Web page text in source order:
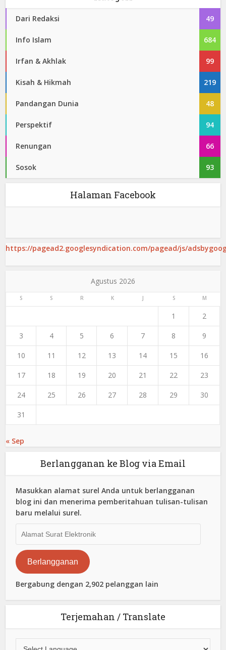
Dari Redaksi 49
Info Islam 684
Irfan & Akhlak 99
Kisah & Hikmah 219
Pandangan Dunia 48
Perspektif 94
Renungan 66
Sosok 93
Halaman Facebook
https://pagead2.googlesyndication.com/pagead/js/
Agustus 2026
S S R K J S M
1 2
3 4 5 6 7 8 9
10 11 12 13 14 15 16
17 18 19 20 21 22 23
24 25 26 27 28 29 30
31
« Sep
Berlangganan ke Blog via Email
Masukkan alamat surel Anda untuk berlangganan
blog ini dan menerima pemberitahuan tulisan-tulisan
baru melalui surel.
Surat
Elektronik
Berlangganan
Bergabung dengan 2,902 pelanggan lain
Terjemahan / Translate